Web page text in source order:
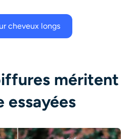
cheveux longs
méritent
essayées